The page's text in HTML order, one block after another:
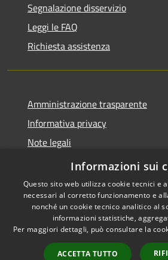
Segnalazione disservizio
Leggi le FAQ
Richiesta assistenza
Amministrazione trasparente
Informativa privacy
Note legali
Dichiarazione di accessibilità
Accessibilità
Informazioni sui
Questo sito web utilizza cookie tecnici e
necessari al corretto funzionamento e
nonché un cookie tecnico analitico al
informazioni statistiche,
Per maggiori dettagli, può consultare la
ACCETTA TUTTO